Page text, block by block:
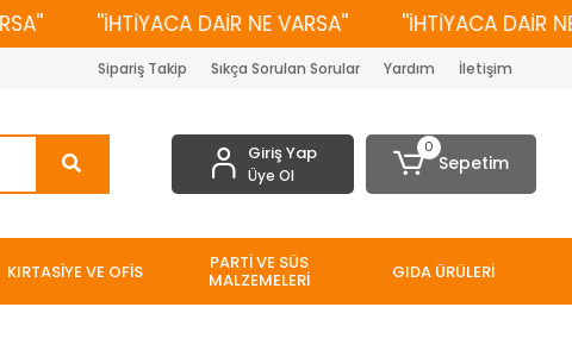
''İHTİYACA DAİR NE VARSA'' ''İHTİYACA DAİR NE
Sipariş Takip Sıkça Sorulan Sorular Yardım İletişim
Giriş Yap
Üye Ol
0
Sepetim
KIRTASİYE VE OFİS PARTİ VE SÜS
MALZEMELERİ GIDA ÜRÜLERİ